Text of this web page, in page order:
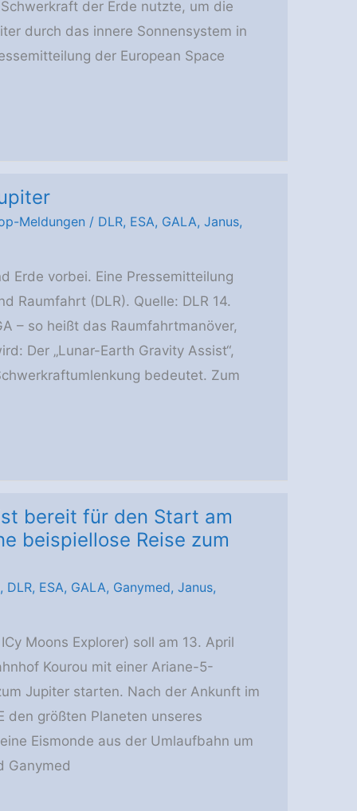
der Erde nutzte, um die
durch das innere Sonnensystem in
der European Space
Meldungen / DLR, ESA, GALA, Janus,
Erde vorbei. Eine Pressemitteilung
Raumfahrt (DLR). Quelle: DLR 14.
– so heißt das Raumfahrtmanöver,
Der „Lunar-Earth Gravity Assist“,
bedeutet. Zum
bereit für den Start am
beispiellose Reise zum
, DLR, ESA, GALA, Ganymed, Janus,
Moons Explorer) soll am 13. April
Kourou mit einer Ariane-5-
Jupiter starten. Nach der Ankunft im
den größten Planeten unseres
Eismonde aus der Umlaufbahn um
Ganymed